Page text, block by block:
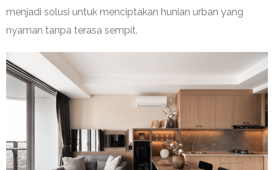
menjadi solusi untuk menciptakan hunian urban yang
nyaman tanpa terasa sempit.